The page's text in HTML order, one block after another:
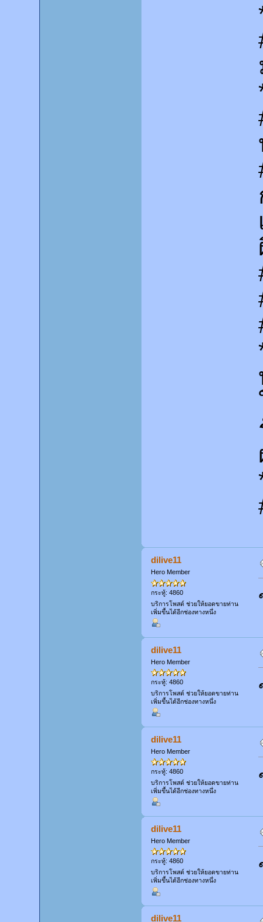
dilive11
Hero Member
กระทู้: 4860
บริการโพสต์ ช่วยให้ยอดขายท่าน
เพิ่มขึ้นได้อีกช่องทางหนึ่ง
dilive11
Hero Member
กระทู้: 4860
บริการโพสต์ ช่วยให้ยอดขายท่าน
เพิ่มขึ้นได้อีกช่องทางหนึ่ง
dilive11
Hero Member
กระทู้: 4860
บริการโพสต์ ช่วยให้ยอดขายท่าน
เพิ่มขึ้นได้อีกช่องทางหนึ่ง
dilive11
Hero Member
กระทู้: 4860
บริการโพสต์ ช่วยให้ยอดขายท่าน
เพิ่มขึ้นได้อีกช่องทางหนึ่ง
dilive11